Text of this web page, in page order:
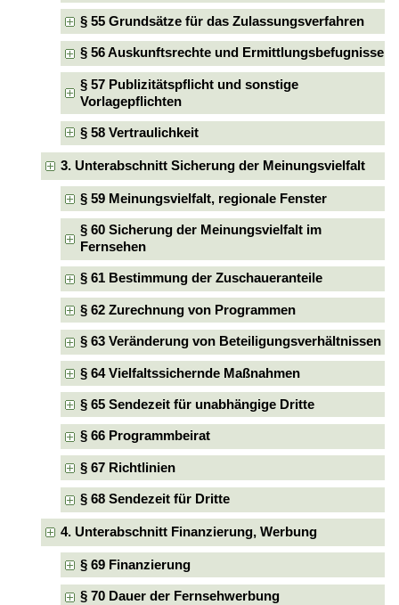
§ 55 Grundsätze für das Zulassungsverfahren
§ 56 Auskunftsrechte und Ermittlungsbefugnisse
§ 57 Publizitätspflicht und sonstige
Vorlagepflichten
§ 58 Vertraulichkeit
3. Unterabschnitt Sicherung der Meinungsvielfalt
§ 59 Meinungsvielfalt, regionale Fenster
§ 60 Sicherung der Meinungsvielfalt im
Fernsehen
§ 61 Bestimmung der Zuschaueranteile
§ 62 Zurechnung von Programmen
§ 63 Veränderung von Beteiligungsverhältnissen
§ 64 Vielfaltssichernde Maßnahmen
§ 65 Sendezeit für unabhängige Dritte
§ 66 Programmbeirat
§ 67 Richtlinien
§ 68 Sendezeit für Dritte
4. Unterabschnitt Finanzierung, Werbung
§ 69 Finanzierung
§ 70 Dauer der Fernsehwerbung